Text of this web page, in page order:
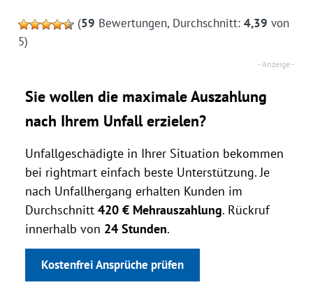
(59 Bewertungen, Durchschnitt: 4,39 von
5)
Sie wollen die maximale Auszahlung
nach Ihrem Unfall erzielen?
Unfallgeschädigte in Ihrer Situation bekommen
bei rightmart einfach beste Unterstützung. Je
nach Unfallhergang erhalten Kunden im
Durchschnitt 420 € Mehrauszahlung. Rückruf
innerhalb von 24 Stunden.
Kostenfrei Ansprüche prüfen